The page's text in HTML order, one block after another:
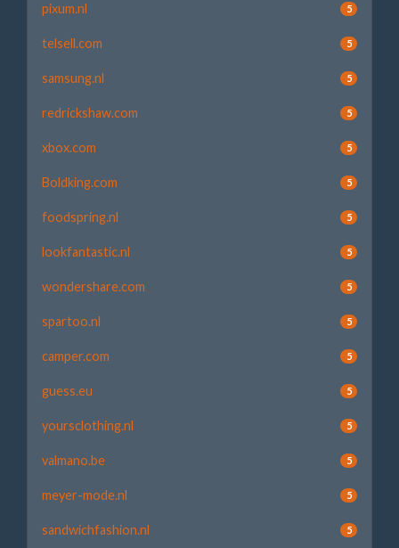
pixum.nl 5
telsell.com 5
samsung.nl 5
redrickshaw.com 5
xbox.com 5
Boldking.com 5
foodspring.nl 5
lookfantastic.nl 5
wondershare.com 5
spartoo.nl 5
camper.com 5
guess.eu 5
yoursclothing.nl 5
valmano.be 5
meyer-mode.nl 5
sandwichfashion.nl 5